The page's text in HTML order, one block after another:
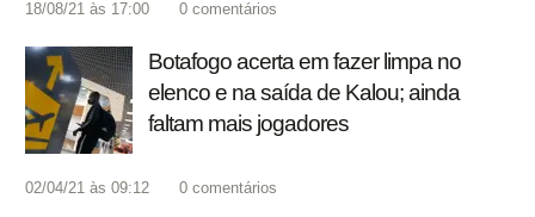
18/08/21 às 17:00 0 comentários
Botafogo acerta em fazer limpa no
elenco e na saída de Kalou; ainda
faltam mais jogadores
02/04/21 às 09:12 0 comentários